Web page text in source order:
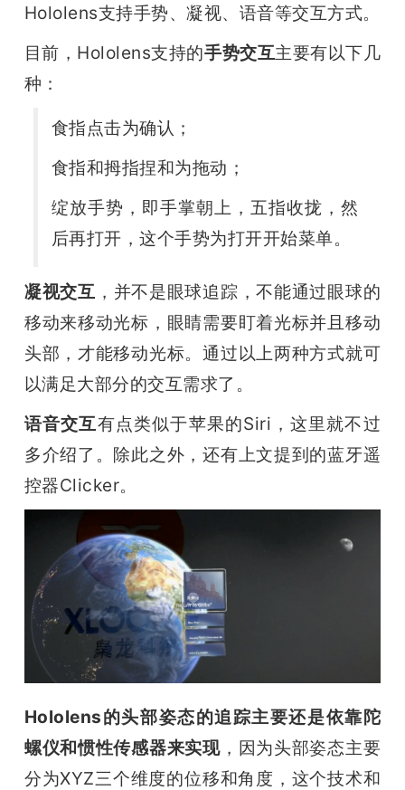
Hololens支持手势、凝视、语音等交互方式。
目前，Hololens支持的手势交互主要有以下几
种：
食指点击为确认；
食指和拇指捏和为拖动；
绽放手势，即手掌朝上，五指收拢，然
后再打开，这个手势为打开开始菜单。
凝视交互 ，并不是眼球追踪，不能通过眼球的
移动来移动光标，眼睛需要盯着光标并且移动
头部，才能移动光标。通过以上两种方式就可
以满足大部分的交互需求了。
语音交互有点类似于苹果的Siri，这里就不过
多介绍了。除此之外，还有上文提到的蓝牙遥
控器Clicker。
Hololens的头部姿态的追踪主要还是依靠陀
螺仪和惯性传感器来实现，因为头部姿态主要
分为XYZ三个维度的位移和角度，这个技术和